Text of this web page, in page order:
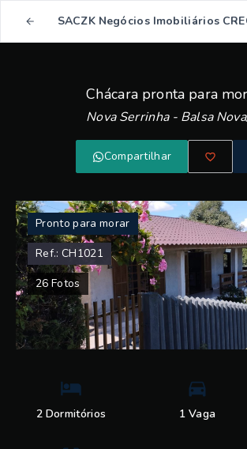
SACZK Negócios Imobiliários
Chácara pronta para
Nova Serrinha - Balsa
Compartilhar
Pronto para morar
Ref.:CH1021
26 Fotos
2 Dormitórios 1 Vaga